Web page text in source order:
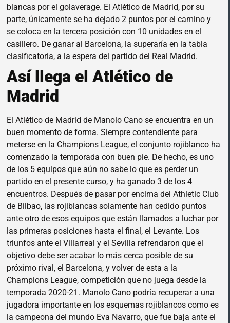
blancas por el golaverage. El Atlético de Madrid, por su
parte, únicamente se ha dejado 2 puntos por el camino y
se coloca en la tercera posición con 10 unidades en el
casillero. De ganar al Barcelona, la superaría en la tabla
clasificatoria, a la espera del partido del Real Madrid.
Así llega el Atlético de
Madrid
El Atlético de Madrid de Manolo Cano se encuentra en un
buen momento de forma. Siempre contendiente para
meterse en la Champions League, el conjunto rojiblanco ha
comenzado la temporada con buen pie. De hecho, es uno
de los 5 equipos que aún no sabe lo que es perder un
partido en el presente curso, y ha ganado 3 de los 4
encuentros. Después de pasar por encima del Athletic Club
de Bilbao, las rojiblancas solamente han cedido puntos
ante otro de esos equipos que están llamados a luchar por
las primeras posiciones hasta el final, el Levante. Los
triunfos ante el Villarreal y el Sevilla refrendaron que el
objetivo debe ser acabar lo más cerca posible de su
próximo rival, el Barcelona, y volver de esta a la
Champions League, competición que no juega desde la
temporada 2020-21. Manolo Cano podría recuperar a una
jugadora importante en los esquemas rojiblancos como es
la campeona del mundo Eva Navarro, que fue baja ante el